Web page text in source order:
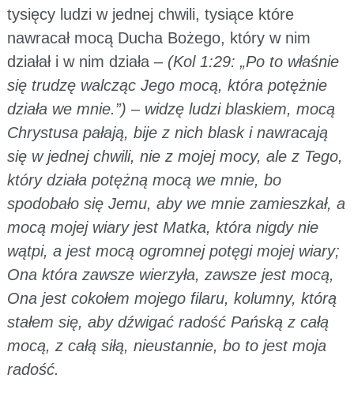
tysięcy ludzi w jednej chwili, tysiące które
nawracał mocą Ducha Bożego, który w nim
działał i w nim działa – (Kol 1:29: „Po to właśnie
się trudzę walcząc Jego mocą, która potężnie
działa we mnie.”) – widzę ludzi blaskiem, mocą
Chrystusa pałają, bije z nich blask i nawracają
się w jednej chwili, nie z mojej mocy, ale z Tego,
który działa potężną mocą we mnie, bo
spodobało się Jemu, aby we mnie zamieszkał, a
mocą mojej wiary jest Matka, która nigdy nie
wątpi, a jest mocą ogromnej potęgi mojej wiary;
Ona która zawsze wierzyła, zawsze jest mocą,
Ona jest cokołem mojego filaru, kolumny, którą
stałem się, aby dźwigać radość Pańską z całą
mocą, z całą siłą, nieustannie, bo to jest moja
radość.